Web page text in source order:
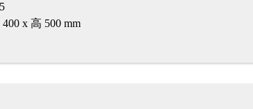
x 高 500 mm